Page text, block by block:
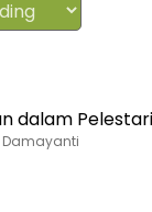
dalam
Damayanti